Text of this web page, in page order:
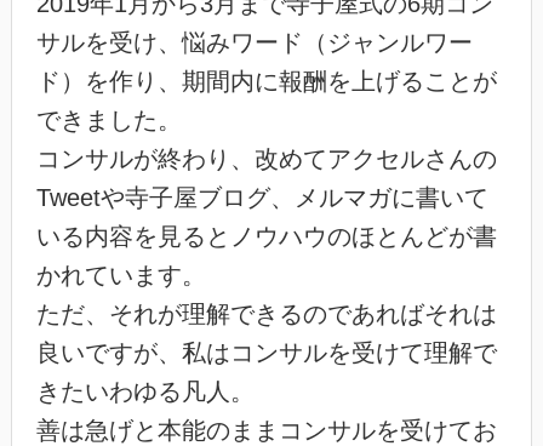
サルを受け、悩みワード（ジャンルワー
ド）を作り、期間内に報酬を上げることが
できました。
コンサルが終わり、改めてアクセルさんの
Tweetや寺子屋ブログ、メルマガに書いて
いる内容を見るとノウハウのほとんどが書
かれています。
ただ、それが理解できるのであればそれは
良いですが、私はコンサルを受けて理解で
きたいわゆる凡人。
善は急げと本能のままコンサルを受けてお